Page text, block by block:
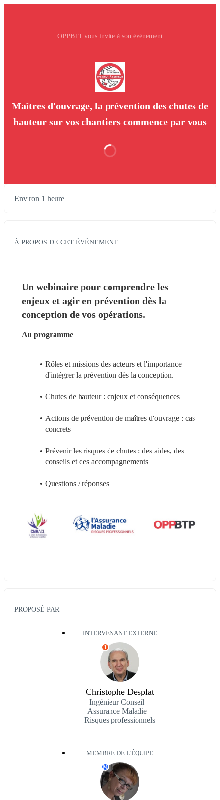
OPPBTP vous invite à son événement
Maîtres d'ouvrage, la prévention des chutes de
hauteur sur vos chantiers commence par vous
Environ 1 heure
À PROPOS DE CET ÉVÉNEMENT
Un webinaire pour comprendre les
enjeux et agir en prévention dès la
conception de vos opérations.
Au programme
Rôles et missions des acteurs et l'importance
d'intégrer la prévention dès la conception.
Chutes de hauteur : enjeux et conséquences
Actions de prévention de maîtres d'ouvrage : cas
concrets
Prévenir les risques de chutes : des aides, des
conseils et des accompagnements
Questions / réponses
PROPOSÉ PAR
INTERVENANT EXTERNE
I
Christophe Desplat
Ingénieur Conseil –
Assurance Maladie –
Risques professionnels
MEMBRE DE L'ÉQUIPE
M